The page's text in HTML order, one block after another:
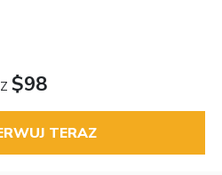
Z $98
TERAZ